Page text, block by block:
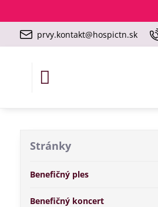
prvy.kontakt@hospictn.sk
Stránky
Benefičný ples
Benefičný koncert